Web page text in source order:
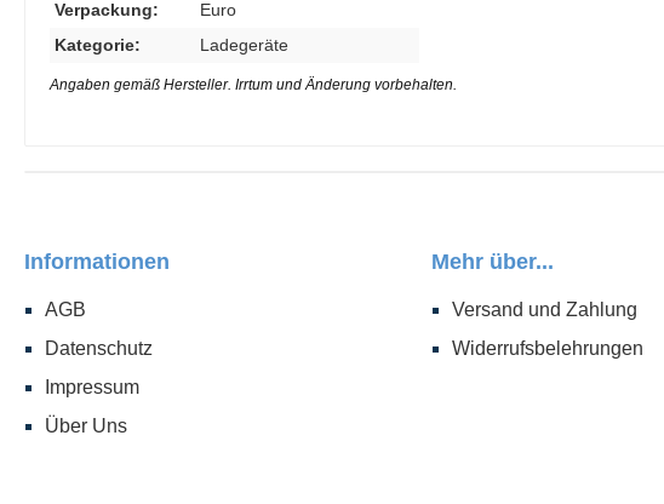
Verpackung:
Euro
Kategorie:
Ladegeräte
Angaben gemäß Hersteller. Irrtum und Änderung vorbehalten.
Informationen
AGB
Datenschutz
Impressum
Über Uns
Mehr über...
Versand und Zahlung
Widerrufsbelehrungen